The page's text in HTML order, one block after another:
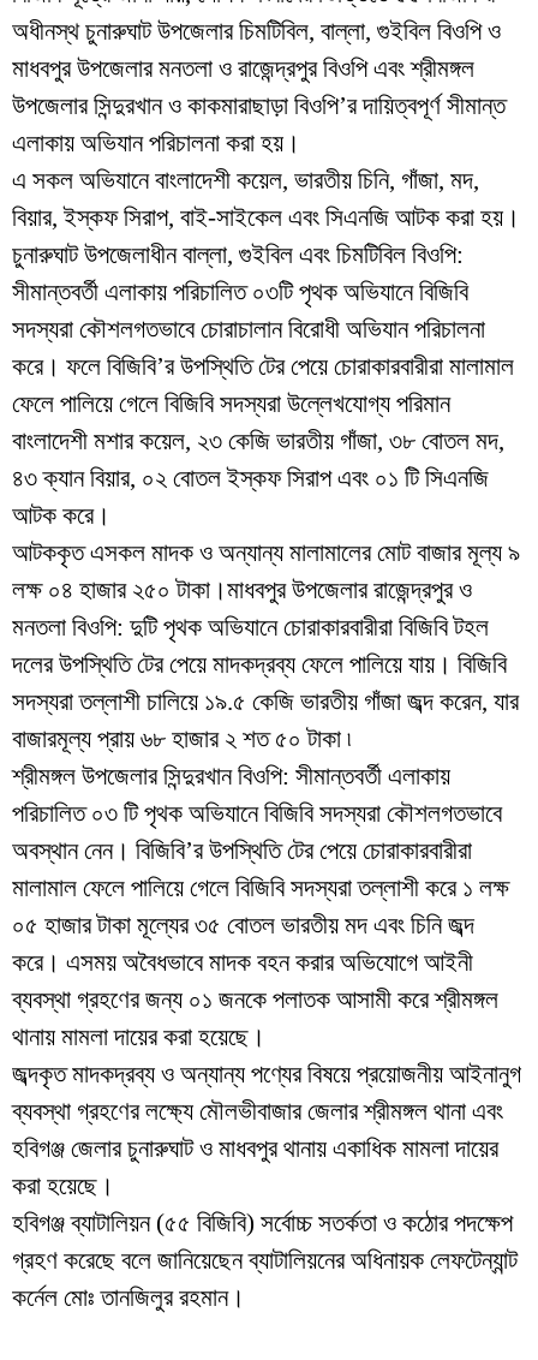
অধীনস্থ চুনারুঘাট উপজেলার চিমটিবিল, বাল্লা, গুইবিল বিওপি ও
মাধবপুর উপজেলার মনতলা ও রাজেন্দ্রপুর বিওপি এবং শ্রীমঙ্গল
উপজেলার সিন্দুরখান ও কাকমারাছাড়া বিওপি’র দায়িত্বপূর্ণ সীমান্ত
এলাকায় অভিযান পরিচালনা করা হয়।
এ সকল অভিযানে বাংলাদেশী কয়েল, ভারতীয় চিনি, গাঁজা, মদ,
বিয়ার, ইস্কফ সিরাপ, বাই-সাইকেল এবং সিএনজি আটক করা হয়।
চুনারুঘাট উপজেলাধীন বাল্লা, গুইবিল এবং চিমটিবিল বিওপি:
সীমান্তবর্তী এলাকায় পরিচালিত ০৩টি পৃথক অভিযানে বিজিবি
সদস্যরা কৌশলগতভাবে চোরাচালান বিরোধী অভিযান পরিচালনা
করে। ফলে বিজিবি’র উপস্থিতি টের পেয়ে চোরাকারবারীরা মালামাল
ফেলে পালিয়ে গেলে বিজিবি সদস্যরা উল্লেখযোগ্য পরিমান
বাংলাদেশী মশার কয়েল, ২৩ কেজি ভারতীয় গাঁজা, ৩৮ বোতল মদ,
৪৩ ক্যান বিয়ার, ০২ বোতল ইস্কফ সিরাপ এবং ০১ টি সিএনজি
আটক করে।
আটককৃত এসকল মাদক ও অন্যান্য মালামালের মোট বাজার মূল্য ৯
লক্ষ ০৪ হাজার ২৫০ টাকা।মাধবপুর উপজেলার রাজেন্দ্রপুর ও
মনতলা বিওপি: দুটি পৃথক অভিযানে চোরাকারবারীরা বিজিবি টহল
দলের উপস্থিতি টের পেয়ে মাদকদ্রব্য ফেলে পালিয়ে যায়। বিজিবি
সদস্যরা তল্লাশী চালিয়ে ১৯.৫ কেজি ভারতীয় গাঁজা জব্দ করেন, যার
বাজারমূল্য প্রায় ৬৮ হাজার ২ শত ৫০ টাকা ৷
শ্রীমঙ্গল উপজেলার সিন্দুরখান বিওপি: সীমান্তবর্তী এলাকায়
পরিচালিত ০৩ টি পৃথক অভিযানে বিজিবি সদস্যরা কৌশলগতভাবে
অবস্থান নেন। বিজিবি’র উপস্থিতি টের পেয়ে চোরাকারবারীরা
মালামাল ফেলে পালিয়ে গেলে বিজিবি সদস্যরা তল্লাশী করে ১ লক্ষ
০৫ হাজার টাকা মূল্যের ৩৫ বোতল ভারতীয় মদ এবং চিনি জব্দ
করে। এসময় অবৈধভাবে মাদক বহন করার অভিযোগে আইনী
ব্যবস্থা গ্রহণের জন্য ০১ জনকে পলাতক আসামী করে শ্রীমঙ্গল
থানায় মামলা দায়ের করা হয়েছে।
জব্দকৃত মাদকদ্রব্য ও অন্যান্য পণ্যের বিষয়ে প্রয়োজনীয় আইনানুগ
ব্যবস্থা গ্রহণের লক্ষ্যে মৌলভীবাজার জেলার শ্রীমঙ্গল থানা এবং
হবিগঞ্জ জেলার চুনারুঘাট ও মাধবপুর থানায় একাধিক মামলা দায়ের
করা হয়েছে।
হবিগঞ্জ ব্যাটালিয়ন (৫৫ বিজিবি) সর্বোচ্চ সতর্কতা ও কঠোর পদক্ষেপ
গ্রহণ করেছে বলে জানিয়েছেন ব্যাটালিয়নের অধিনায়ক লেফটেন্যান্ট
কর্নেল মোঃ তানজিলুর রহমান।